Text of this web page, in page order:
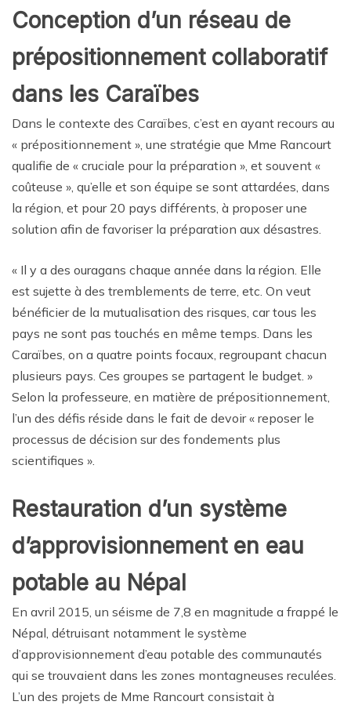
Conception d’un réseau de
prépositionnement collaboratif
dans les Caraïbes
Dans le contexte des Caraïbes, c’est en ayant recours au
« prépositionnement », une stratégie que Mme Rancourt
qualifie de « cruciale pour la préparation », et souvent «
coûteuse », qu’elle et son équipe se sont attardées, dans
la région, et pour 20 pays différents, à proposer une
solution afin de favoriser la préparation aux désastres.
« Il y a des ouragans chaque année dans la région. Elle
est sujette à des tremblements de terre, etc. On veut
bénéficier de la mutualisation des risques, car tous les
pays ne sont pas touchés en même temps. Dans les
Caraïbes, on a quatre points focaux, regroupant chacun
plusieurs pays. Ces groupes se partagent le budget. »
Selon la professeure, en matière de prépositionnement,
l’un des défis réside dans le fait de devoir « reposer le
processus de décision sur des fondements plus
scientifiques ».
Restauration d’un système
d’approvisionnement en eau
potable au Népal
En avril 2015, un séisme de 7,8 en magnitude a frappé le
Népal, détruisant notamment le système
d’approvisionnement d’eau potable des communautés
qui se trouvaient dans les zones montagneuses reculées.
L’un des projets de Mme Rancourt consistait à